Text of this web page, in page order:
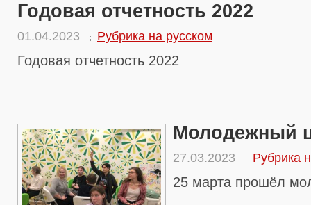
Годовая отчетность 2022
01.04.2023 Рубрика на русском
Годовая отчетность 2022
Молодежный
27.03.2023 Рубрика
25 марта прошёл